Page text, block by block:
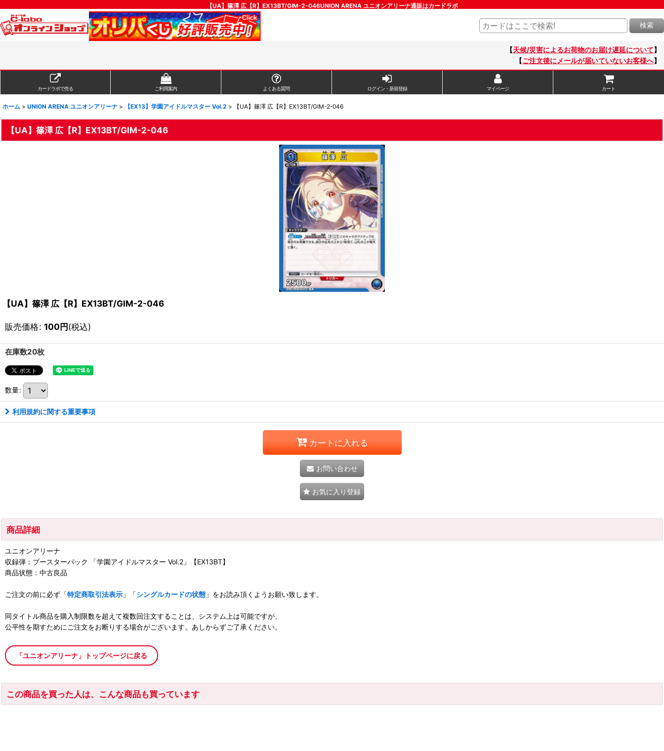
【UA】篠澤 広【R】EX13BT/GIM-2-046UNION ARENA ユニオンアリーナ通販はカードラボ
検索
【天候/災害によるお荷物のお届け遅延について】
【ご注文後にメールが届いていないお客様へ】
カードラボで売る ご利用案内 よくある質問 ログイン・新規登録 マイページ カート
ホーム > UNION ARENA ユニオンアリーナ > 【EX13】学園アイドルマスター Vol.2 > 【UA】篠澤 広【R】EX13BT/GIM-2-046
【UA】篠澤 広【R】EX13BT/GIM-2-046
【UA】篠澤 広【R】EX13BT/GIM-2-046
販売価格: 100円(税込)
在庫数20枚
数量:
利用規約に関する重要事項
カートに入れる
お問い合わせ
お気に入り登録
商品詳細
ユニオンアリーナ
収録弾：ブースターパック 「学園アイドルマスター Vol.2」【EX13BT】
商品状態：中古良品
ご注文の前に必ず「特定商取引法表示 」「シングルカードの状態 」をお読み頂くようお願い致します。
同タイトル商品を購入制限数を超えて複数回注文することは、システム上は可能ですが、
公平性を期すためにご注文をお断りする場合がございます。あしからずご了承ください。
「ユニオンアリーナ」トップページに戻る
この商品を買った人は、こんな商品も買っています